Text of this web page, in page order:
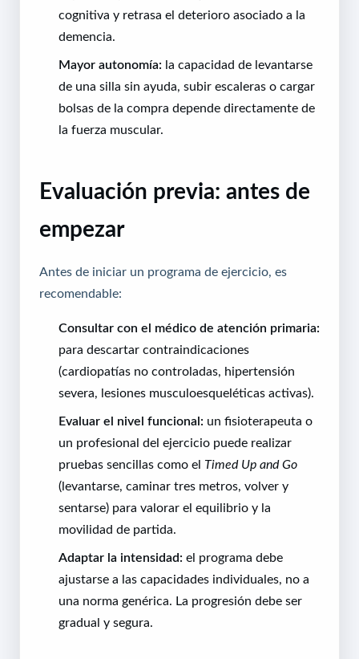
cognitiva y retrasa el deterioro asociado a la
demencia.
Mayor autonomía: la capacidad de levantarse
de una silla sin ayuda, subir escaleras o cargar
bolsas de la compra depende directamente de
la fuerza muscular.
Evaluación previa: antes de
empezar
Antes de iniciar un programa de ejercicio, es
recomendable:
Consultar con el médico de atención primaria:
para descartar contraindicaciones
(cardiopatías no controladas, hipertensión
severa, lesiones musculoesqueléticas activas).
Evaluar el nivel funcional: un fisioterapeuta o
un profesional del ejercicio puede realizar
pruebas sencillas como el Timed Up and Go
(levantarse, caminar tres metros, volver y
sentarse) para valorar el equilibrio y la
movilidad de partida.
Adaptar la intensidad: el programa debe
ajustarse a las capacidades individuales, no a
una norma genérica. La progresión debe ser
gradual y segura.